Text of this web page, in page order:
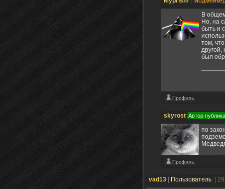
В
Но, на
быть и
том,
был
skyrost Автор
по
vad13 Пользователь
|